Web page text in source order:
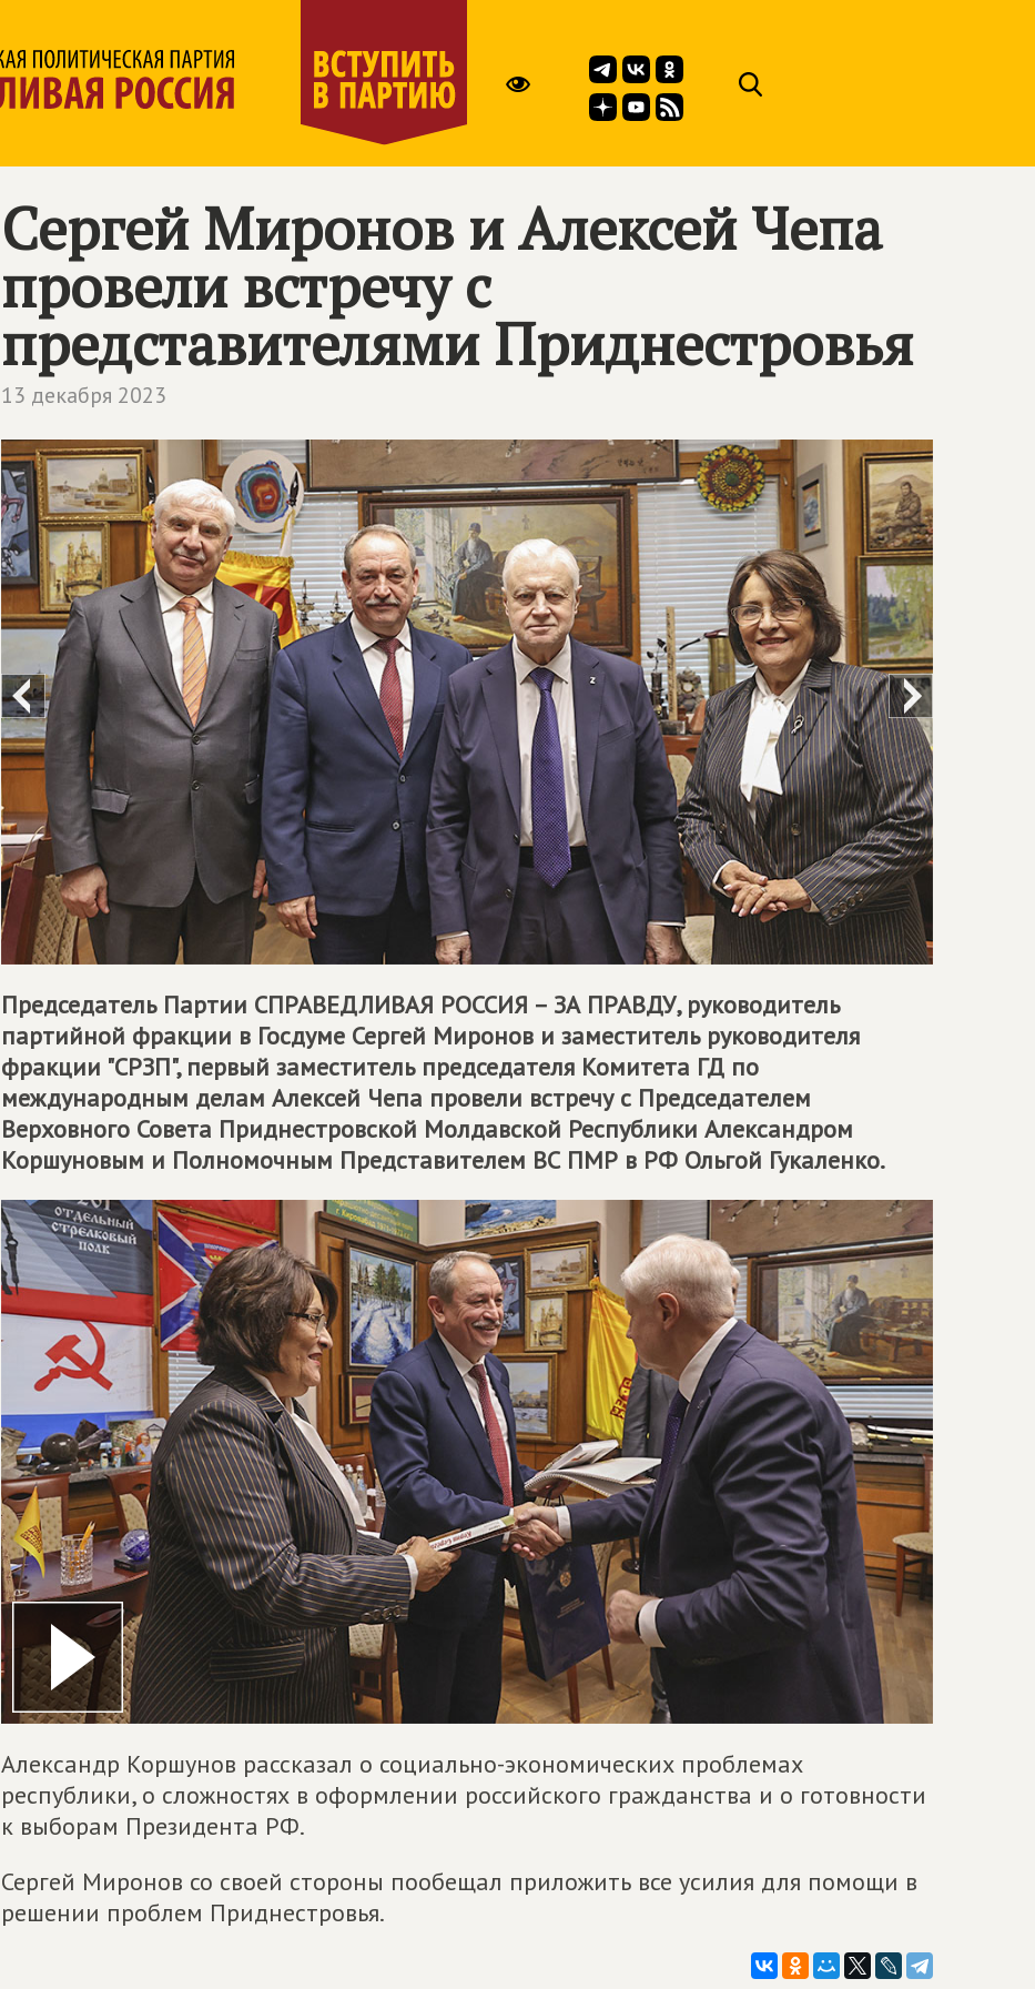
Сергей Миронов и Алексей Чепа
провели встречу с
представителями Приднестровья
13 декабря 2023
Председатель Партии СПРАВЕДЛИВАЯ РОССИЯ – ЗА ПРАВДУ, руководитель
партийной фракции в Госдуме Сергей Миронов и заместитель руководителя
фракции "СРЗП", первый заместитель председателя Комитета ГД по
международным делам Алексей Чепа провели встречу с Председателем
Верховного Совета Приднестровской Молдавской Республики Александром
Коршуновым и Полномочным Представителем ВС ПМР в РФ Ольгой Гукаленко.
Александр Коршунов рассказал о социально-экономических проблемах
республики, о сложностях в оформлении российского гражданства и о готовности
к выборам Президента РФ.
Сергей Миронов со своей стороны пообещал приложить все усилия для помощи в
решении проблем Приднестровья.